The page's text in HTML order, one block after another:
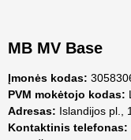
MB MV Base
Įmonės kodas:
PVM mokėtojo kodas:
Adresas: Islandijos pl.,
Kontaktinis telefonas: